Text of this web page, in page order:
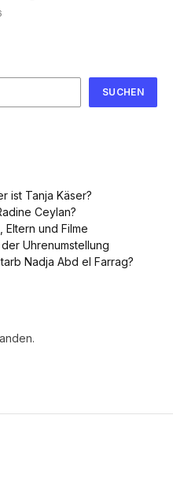
SUCHEN
ist Tanja Käser?
Ceylan?
Eltern und Filme
Uhrenumstellung
Nadja Abd el Farrag?